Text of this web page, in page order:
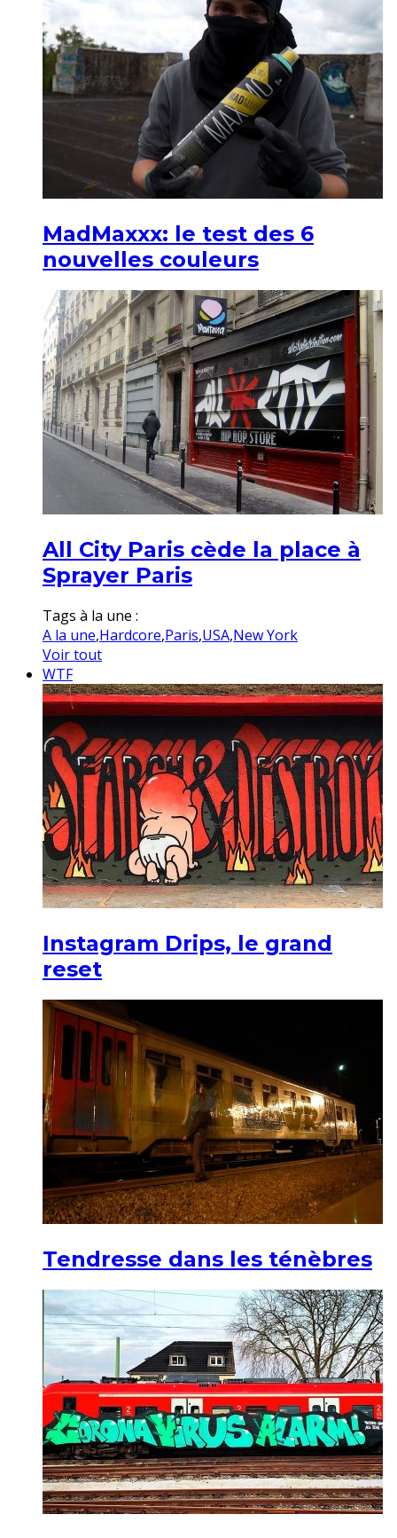
MadMaxxx: le test des 6
nouvelles couleurs
All City Paris cède la place à
Sprayer Paris
Tags à la une :
A la une,Hardcore,Paris,USA,New York
Voir tout
WTF
Instagram Drips, le grand
reset
Tendresse dans les ténèbres